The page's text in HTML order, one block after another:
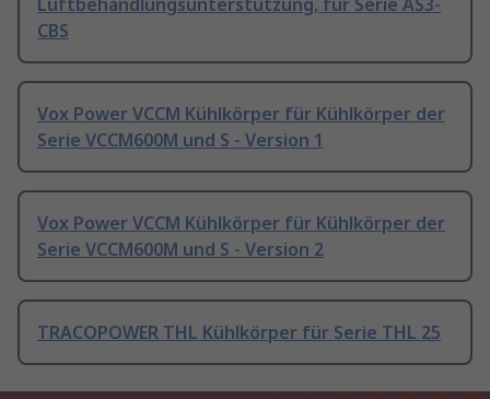
Luftbehandlungsunterstützung, für Serie AS3-
CBS
Vox Power VCCM Kühlkörper für Kühlkörper der
Serie VCCM600M und S - Version 1
Vox Power VCCM Kühlkörper für Kühlkörper der
Serie VCCM600M und S - Version 2
TRACOPOWER THL Kühlkörper für Serie THL 25